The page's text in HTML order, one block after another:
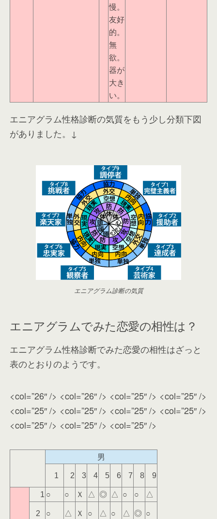
慢。
友好
的。
無
欲。
器が
大き
い。
エニアグラム性格診断の気質をもう少し分類下図
がありました。↓
エニアグラム診断の気質
エニアグラムでみた恋愛の相性は？
エニアグラム性格診断でみた恋愛の相性はざっと
表のとおりのようです。
<col=”26″ /> <col=”26″ /> <col=”25″ /> <col=”25″ />
<col=”25″ /> <col=”25″ /> <col=”25″ /> <col=”25″ />
<col=”25″ /> <col=”25″ /> <col=”25″ />
男
1 2 3 4 5 6 7 8 9
1 ○ ○ Ｘ △ ◎ △ ○ ○ △
2 ○ △ Ｘ ○ △ ○ △ ◎ ○